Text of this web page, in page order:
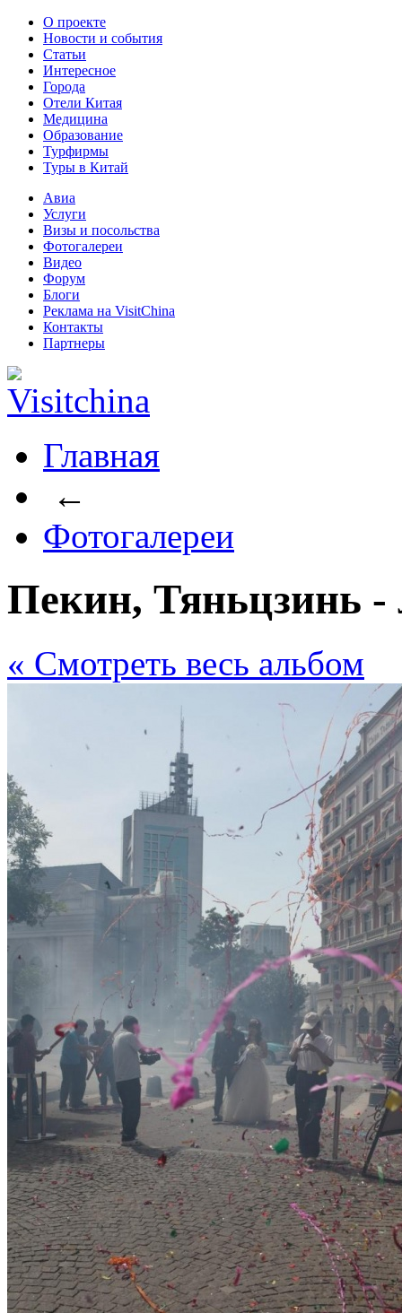
О проекте
Новости и события
Статьи
Интересное
Города
Отели Китая
Медицина
Образование
Турфирмы
Туры в Китай
Авиа
Услуги
Визы и посольства
Фотогалереи
Видео
Форум
Блоги
Реклама на VisitChina
Контакты
Партнеры
Главная
←
Фотогалереи
Пекин, Тяньцзинь
« Cмотреть весь альбом